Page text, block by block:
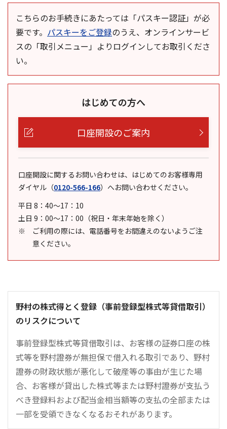
こちらのお手続きにあたっては「パスキー認証」が必
要です。 パスキーをご登録のうえ、オンラインサービ
スの「取引メニュー」よりログインしてお取引くださ
い。
はじめての方へ
口座開設のご案内
口座開設に関するお問い合わせは、はじめてのお客様専用
ダイヤル （0120-566-166） へお問い合わせください。
平日 8：40～17：10
土日 9：00～17：00（祝日・年末年始を除く）
ご利用の際には、電話番号をお間違えのないようご注
意ください。
野村の株式得とく登録（事前登録型株式等貸借取引）
のリスクについて
事前登録型株式等貸借取引は、お客様の証券口座の株
式等を野村證券が無担保で借入れる取引であり、野村
證券の財政状態が悪化して破産等の事由が生じた場
合、お客様が貸出した株式等または野村證券が支払う
べき登録料および配当金相当額等の支払の全部または
一部を受領できなくなるおそれがあります。